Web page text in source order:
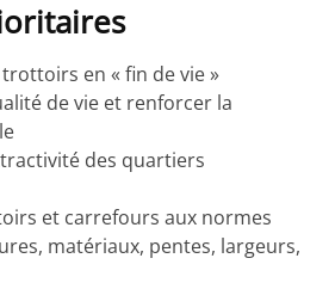
en « fin de vie »
de vie et renforcer la
des quartiers
et carrefours aux normes
matériaux, pentes, largeurs,